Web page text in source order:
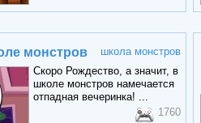
монстров
школа монстров
Скоро Рождество, а значит, в
школе монстров намечается
отпадная вечеринка! ...
1760